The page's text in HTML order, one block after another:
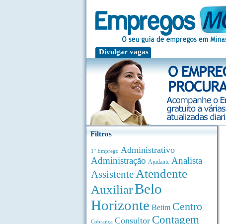
Divulgar vagas
Filtros
1° Emprego Administrativo
Administração Ajudante Analista
Assistente Atendente
AuxiliarBelo
Horizonte Betim Centro
Cobrança Consultor Contagem